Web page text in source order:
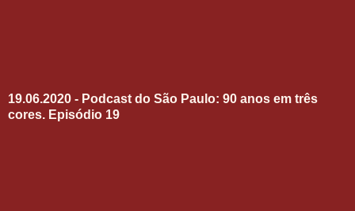
19.06.2020 - Podcast do São Paulo: 90 anos em três
cores. Episódio 19